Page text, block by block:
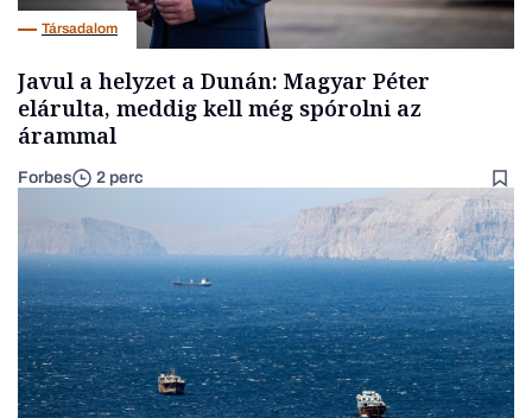
Társadalom
Javul a helyzet a Dunán: Magyar Péter
elárulta, meddig kell még spórolni az
árammal
Forbes 2 perc